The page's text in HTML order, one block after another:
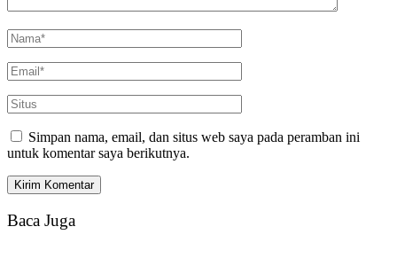
Simpan nama, email, dan situs web saya pada peramban ini
untuk komentar saya berikutnya.
Baca Juga